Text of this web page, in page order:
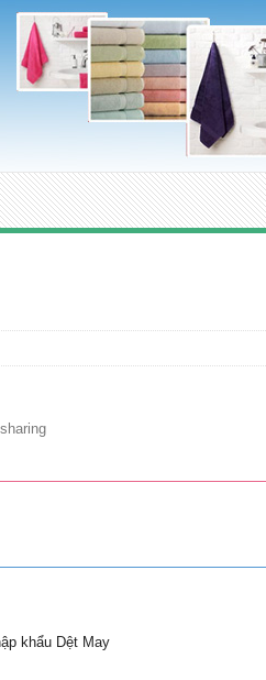
khẩu Dệt May